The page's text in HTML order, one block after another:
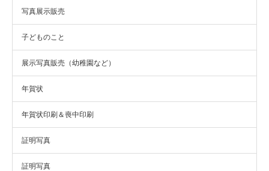
写真展示販売
子どものこと
展示写真販売（幼稚園など）
年賀状
年賀状印刷＆喪中印刷
証明写真
証明写真